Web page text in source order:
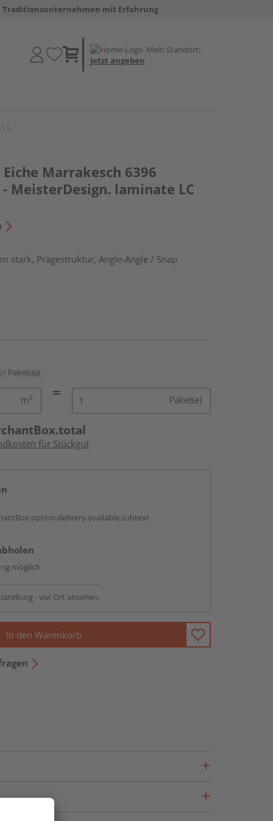
Traditionsunternehmen mit Erfahrung
Mein Standort:
Jetzt angeben
Marrakesch 6396
MeisterDesign. laminate LC
stark, Prägestruktur, Angle-Angle / Snap
/ Paket(e))
m² Paket(e)
für Stückgut
möglich
- vor Ort ansehen.
In den Warenkorb